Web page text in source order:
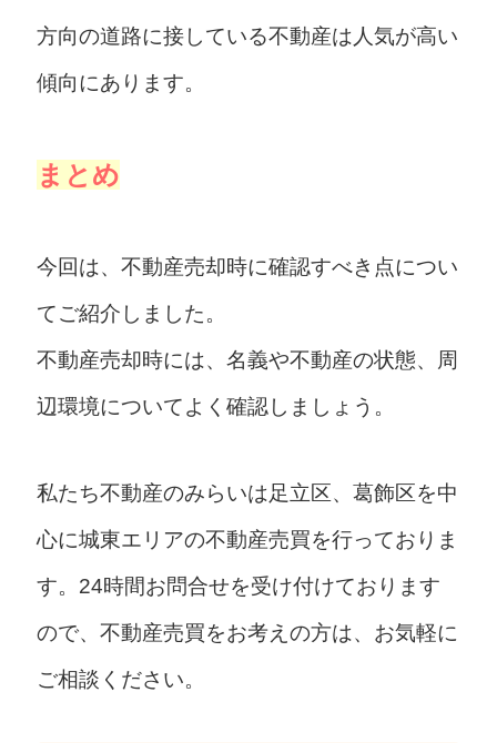
方向の道路に接している不動産は人気が高い
傾向にあります。
まとめ
今回は、不動産売却時に確認すべき点につい
てご紹介しました。
不動産売却時には、名義や不動産の状態、周
辺環境についてよく確認しましょう。
私たち不動産のみらいは足立区、葛飾区を中
心に城東エリアの不動産売買を行っておりま
す。24時間お問合せを受け付けております
ので、不動産売買をお考えの方は、お気軽に
ご相談ください。